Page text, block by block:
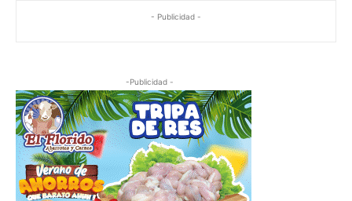
- Publicidad -
-Publicidad -